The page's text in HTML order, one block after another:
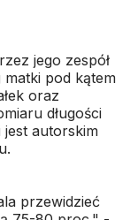
jego zespół
matki pod kątem
oraz
długości
autorskim
przewidzieć